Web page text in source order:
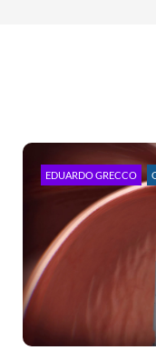
EDUARDO GRECCO